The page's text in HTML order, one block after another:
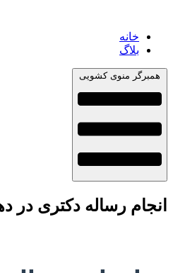
خانه
بلاگ
همبرگر منوی کشویی
انجام رساله دکتری